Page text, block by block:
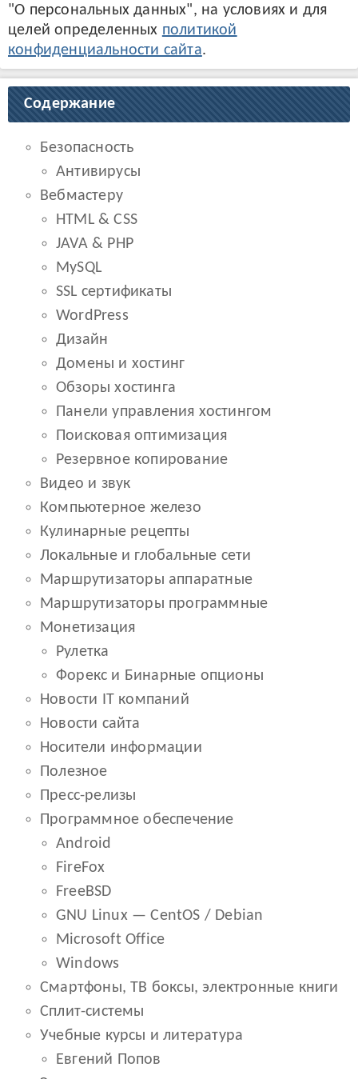
"О персональных данных", на условиях и для
целей определенных политикой
конфиденциальности сайта.
Содержание
Безопасность
Антивирусы
Вебмастеру
HTML & CSS
JAVA & PHP
MySQL
SSL сертификаты
WordPress
Дизайн
Домены и хостинг
Обзоры хостинга
Панели управления хостингом
Поисковая оптимизация
Резервное копирование
Видео и звук
Компьютерное железо
Кулинарные рецепты
Локальные и глобальные сети
Маршрутизаторы аппаратные
Маршрутизаторы программные
Монетизация
Рулетка
Форекс и Бинарные опционы
Новости IT компаний
Новости сайта
Носители информации
Полезное
Пресс-релизы
Программное обеспечение
Android
FireFox
FreeBSD
GNU Linux — CentOS / Debian
Microsoft Office
Windows
Смартфоны, ТВ боксы, электронные книги
Сплит-системы
Учебные курсы и литература
Евгений Попов